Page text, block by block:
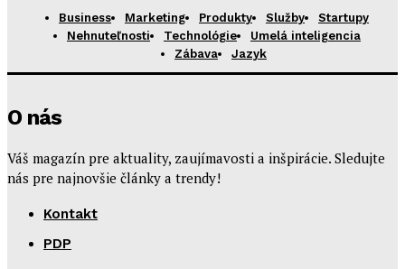
Business Marketing Produkty Služby
Startupy
Nehnuteľnosti
Technológie
Umelá inteligencia
Zábava
Jazyk
O nás
Váš magazín pre aktuality, zaujímavosti a inšpirácie. Sledujte
nás pre najnovšie články a trendy!
Kontakt
PDP